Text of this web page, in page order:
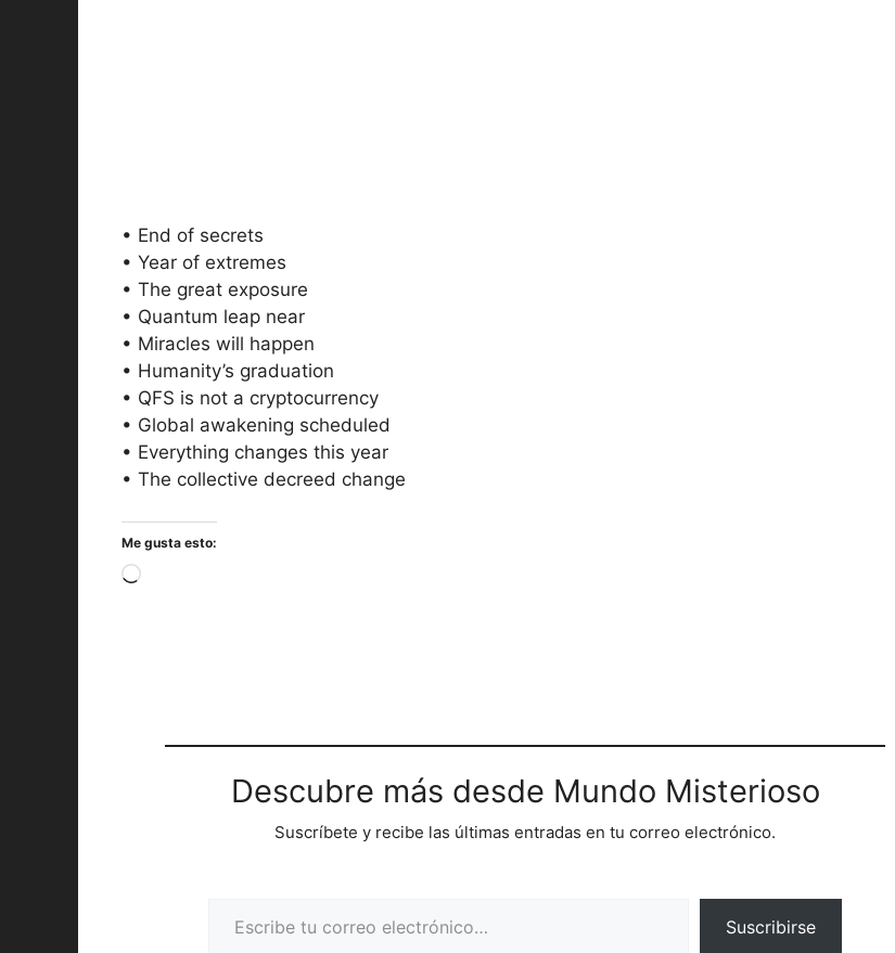
• End of secrets
• Year of extremes
• The great exposure
• Quantum leap near
• Miracles will happen
• Humanity’s graduation
• QFS is not a cryptocurrency
• Global awakening scheduled
• Everything changes this year
• The collective decreed change
Me gusta esto:
Cargando...
Descubre más desde Mundo Misterioso
Suscríbete y recibe las últimas entradas en tu correo electrónico.
Suscribirse